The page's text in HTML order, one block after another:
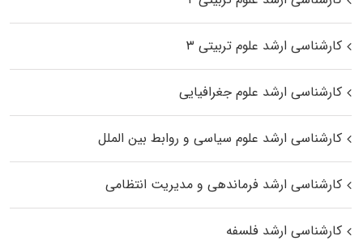
کارشناسی ارشد علوم تربیتی ۳
کارشناسی ارشد علوم جغرافیایی
کارشناسی ارشد علوم سیاسی و روابط بین الملل
کارشناسی ارشد فرماندهی و مدیریت انتظامی
کارشناسی ارشد فلسفه